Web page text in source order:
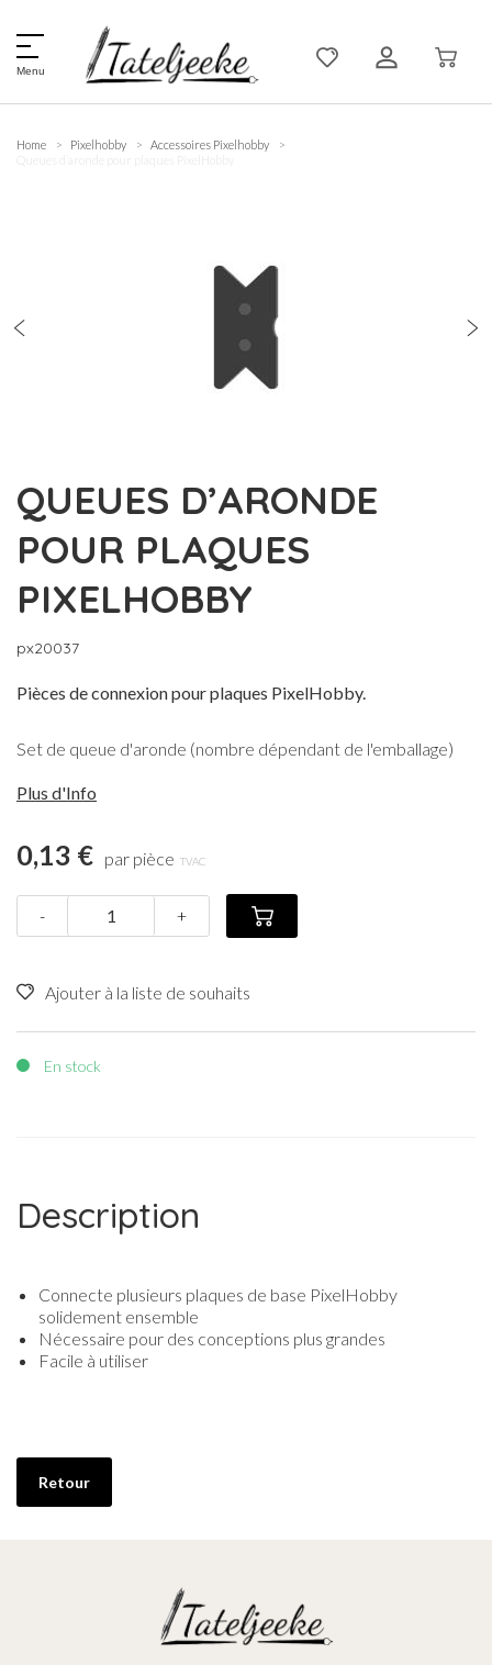
Menu
Home Pixelhobby
Accessoires Pixelhobby
QUEUES D’ARONDE
POUR PLAQUES
PIXELHOBBY
px20037
Pièces de connexion pour plaques PixelHobby.
Set de queue d'aronde (nombre dépendant de l'emballage)
Plus d'Info
0,13 € par pièce TVAC
- +
Ajouter à la liste de souhaits
En stock
Description
Connecte plusieurs plaques de base PixelHobby
solidement ensemble
Nécessaire pour des conceptions plus grandes
Facile à utiliser
Retour